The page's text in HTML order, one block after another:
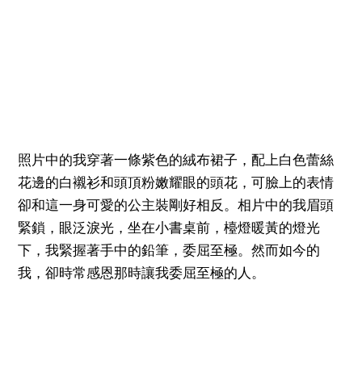
照片中的我穿著一條紫色的絨布裙子，配上白色蕾絲
花邊的白襯衫和頭頂粉嫩耀眼的頭花，可臉上的表情
卻和這一身可愛的公主裝剛好相反。相片中的我眉頭
緊鎖，眼泛淚光，坐在小書桌前，檯燈暖黃的燈光
下，我緊握著手中的鉛筆，委屈至極。然而如今的
我，卻時常感恩那時讓我委屈至極的人。